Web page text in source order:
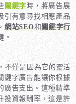
關鍵字時，將廣告展
引有意尋找相應產品
網站SEO和關鍵字行
。
不僅是因為它的靈活
鍵字廣告能讓你根據
廣告支出。這種精準
投資報酬率，這是許